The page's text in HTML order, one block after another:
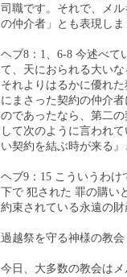
司職です。それで、メ
の仲介者」とも表現しま
ヘブ8：1、6-8 今述べて
て、天におられる大い
それよりはるかに優れ
にまさった契約の仲介
のであったなら、第二
して次のように言われ
い契約を結ぶ時が来る』
ヘブ9：15 こういうわ
下で 犯された 罪の購い
約束されている永遠の財
過越祭を守る神様の教会
今日、大多数の教会は